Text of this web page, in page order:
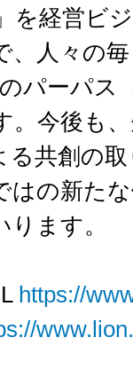
を経営ビ
、人々の
パーパス
。今後も
る共創の
はの新た
ます。
https://